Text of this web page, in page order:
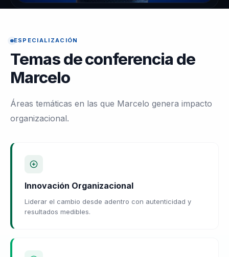
ESPECIALIZACIÓN
Temas de conferencia de
Marcelo
Áreas temáticas en las que Marcelo genera impacto
organizacional.
Innovación Organizacional
Liderar el cambio desde adentro con autenticidad y
resultados medibles.